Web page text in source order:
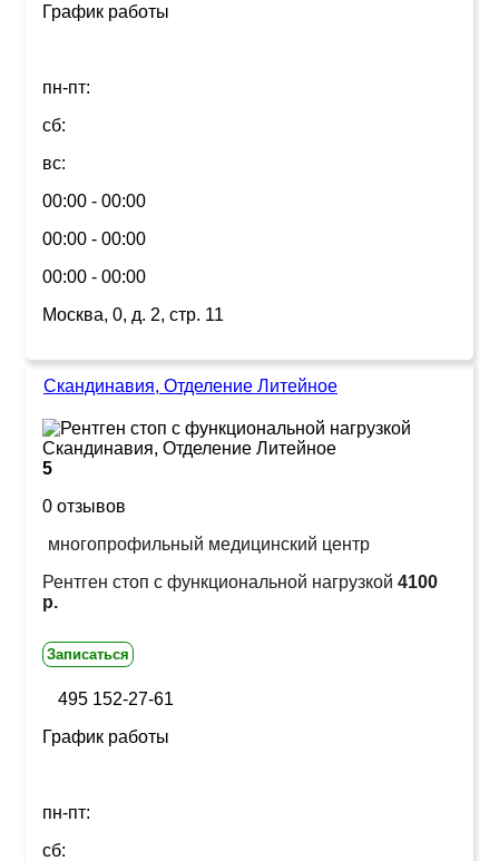
График работы
пн-пт:
сб:
вс:
00:00 - 00:00
00:00 - 00:00
00:00 - 00:00
Москва, 0, д. 2, стр. 11
Скандинавия, Отделение Литейное
5
0 отзывов
многопрофильный медицинский центр
Рентген стоп с функциональной нагрузкой 4100
р.
Записаться
495 152-27-61
График работы
пн-пт:
сб: